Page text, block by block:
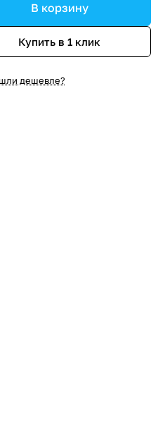
В корзину
Купить в 1 клик
дешевле?